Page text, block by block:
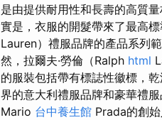
是由提供耐用性和長壽的高質量
實是，衣服的開髮帶來了最高
Lauren）禮服品牌的產品系列
然，拉爾夫·勞倫（Ralph html
的服裝包括帶有標誌性徽標，
界的意大利禮服品牌和豪華禮服
Mario 台中養生館 Prada的創始